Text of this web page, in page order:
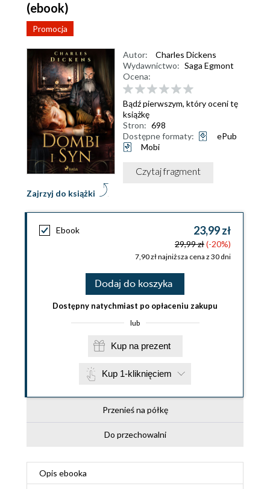
(ebook)
Promocja
Zajrzyj do książki
Autor:
Charles Dickens
Wydawnictwo: Saga Egmont
Ocena:
Bądź pierwszym, który oceni tę
książkę
Stron: 698
Dostępne formaty:
ePub
Mobi
Czytaj fragment
Ebook 23,99 zł
29,99 zł(-20%)
7,90 zł najniższa cena z 30 dni
Dodaj do koszyka
Dostępny natychmiast po opłaceniu zakupu
lub
Kup na prezent
Kup 1-kliknięciem
Przenieś na półkę
Do przechowalni
Opis ebooka